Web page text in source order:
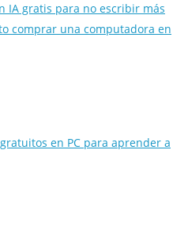
IA gratis para no escribir más
comprar una computadora en
en PC para aprender a